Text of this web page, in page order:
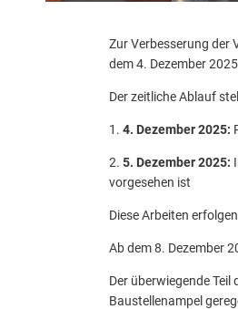
Zur Verbesserung der
dem 4. Dezember
Der zeitliche Ablauf
1. 4. Dezember 2025:
2. 5. Dezember 2025:
vorgesehen ist
Diese Arbeiten
Ab dem 8. Dezember
Der überwiegende
Baustellenampel